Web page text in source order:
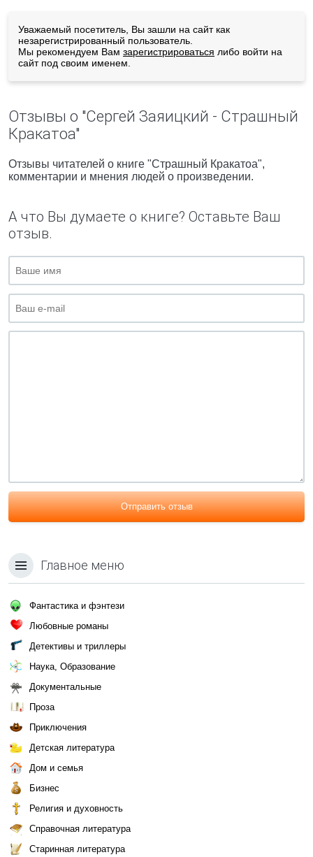
Уважаемый посетитель, Вы зашли на сайт как
незарегистрированный пользователь.
Мы рекомендуем Вам зарегистрироваться либо войти на
сайт под своим именем.
Отзывы о "Сергей Заяицкий - Страшный
Кракатоа"
Отзывы читателей о книге "Страшный Кракатоа",
комментарии и мнения людей о произведении.
А что Вы думаете о книге? Оставьте Ваш
отзыв.
Отправить отзыв
Главное меню
Фантастика и фэнтези
Любовные романы
Детективы и триллеры
Наука, Образование
Документальные
Проза
Приключения
Детская литература
Дом и семья
Бизнес
Религия и духовность
Справочная литература
Старинная литература